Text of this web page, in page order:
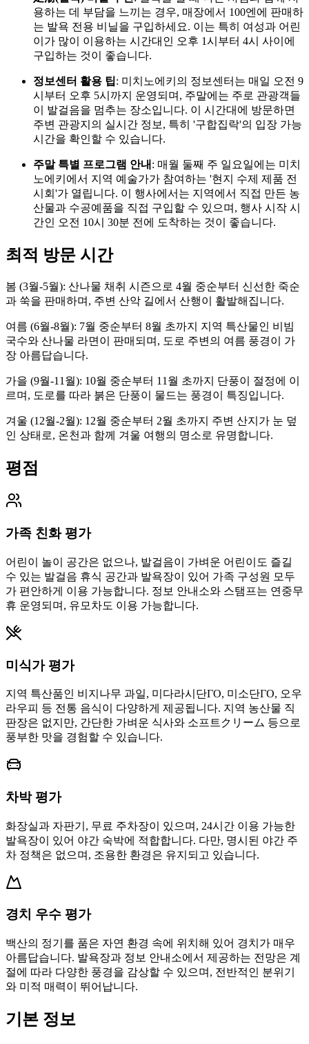
용하는 데 부담을 느끼는 경우, 매장에서 100엔에 판매하
는 발욕 전용 비닐을 구입하세요. 이는 특히 여성과 어린
이가 많이 이용하는 시간대인 오후 1시부터 4시 사이에
구입하는 것이 좋습니다.
정보센터 활용 팁: 미치노에키의 정보센터는 매일 오전 9
시부터 오후 5시까지 운영되며, 주말에는 주로 관광객들
이 발걸음을 멈추는 장소입니다. 이 시간대에 방문하면
주변 관광지의 실시간 정보, 특히 '구합집락'의 입장 가능
시간을 확인할 수 있습니다.
주말 특별 프로그램 안내 : 매월 둘째 주 일요일에는 미치
노에키에서 지역 예술가가 참여하는 '현지 수제 제품 전
시회'가 열립니다. 이 행사에서는 지역에서 직접 만든 농
산물과 수공예품을 직접 구입할 수 있으며, 행사 시작 시
간인 오전 10시 30분 전에 도착하는 것이 좋습니다.
최적 방문 시간
봄 (3월-5월): 산나물 채취 시즌으로 4월 중순부터 신선한 죽순
과 쑥을 판매하며, 주변 산악 길에서 산행이 활발해집니다.
여름 (6월-8월): 7월 중순부터 8월 초까지 지역 특산물인 비빔
국수와 산나물 라면이 판매되며, 도로 주변의 여름 풍경이 가
장 아름답습니다.
가을 (9월-11월): 10월 중순부터 11월 초까지 단풍이 절정에 이
르며, 도로를 따라 붉은 단풍이 물드는 풍경이 특징입니다.
겨울 (12월-2월): 12월 중순부터 2월 초까지 주변 산지가 눈 덮
인 상태로, 온천과 함께 겨울 여행의 명소로 유명합니다.
평점
가족 친화 평가
어린이 놀이 공간은 없으나, 발걸음이 가벼운 어린이도 즐길
수 있는 발걸음 휴식 공간과 발욕장이 있어 가족 구성원 모두
가 편안하게 이용 가능합니다. 정보 안내소와 스탬프는 연중무
휴 운영되며, 유모차도 이용 가능합니다.
미식가 평가
지역 특산품인 비지나무 과일, 미다라시단ГО, 미소단ГО, 오우
라우피 등 전통 음식이 다양하게 제공됩니다. 지역 농산물 직
판장은 없지만, 간단한 가벼운 식사와 소프트クリーム 등으로
풍부한 맛을 경험할 수 있습니다.
차박 평가
화장실과 자판기, 무료 주차장이 있으며, 24시간 이용 가능한
발욕장이 있어 야간 숙박에 적합합니다. 다만, 명시된 야간 주
차 정책은 없으며, 조용한 환경은 유지되고 있습니다.
경치 우수 평가
백산의 정기를 품은 자연 환경 속에 위치해 있어 경치가 매우
아름답습니다. 발욕장과 정보 안내소에서 제공하는 전망은 계
절에 따라 다양한 풍경을 감상할 수 있으며, 전반적인 분위기
와 미적 매력이 뛰어납니다.
기본 정보